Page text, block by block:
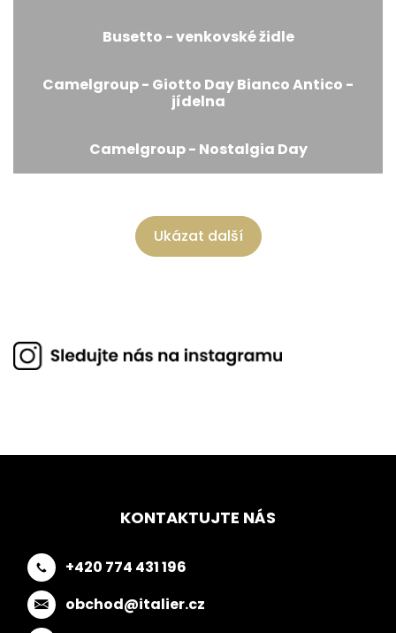
Busetto - venkovské židle
Camelgroup - Giotto Day Bianco Antico -
jídelna
Camelgroup - Nostalgia Day
Ukázat další
KONTAKTUJTE NÁS
+420 774 431 196
obchod@italier.cz